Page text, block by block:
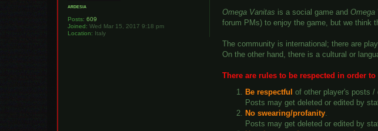
ardesia
Posts: 609
Joined: Wed Mar 15, 2017 9:18 pm
Location: Italy
Omega Vanitas is a social game andOmega
forum PMs) to enjoy the game, but we think
The community is international; there are
On the other hand, there is a cultural or
There are rules to be respected in order
Be respectful of other player's posts /
Posts may get deleted or edited by
No swearing/profanity.
Posts may get deleted or edited by